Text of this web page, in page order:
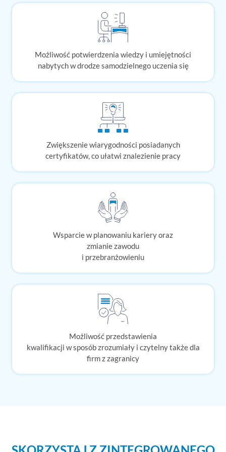
Możliwość potwierdzenia wiedzy i umiejętności
nabytych w drodze samodzielnego uczenia się
Zwiększenie wiarygodności posiadanych
certyfikatów, co ułatwi znalezienie pracy
Wsparcie w planowaniu kariery oraz
zmianie zawodu
i przebranżowieniu
Możliwość przedstawienia
kwalifikacji w sposób zrozumiały i czytelny także dla
firm z zagranicy